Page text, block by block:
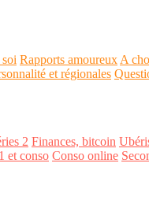
Rapports amoureux A
et régionales
2 Finances, bitcoin
et conso Conso online